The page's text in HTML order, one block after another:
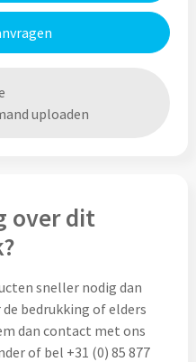
uploaden
over dit
sneller nodig dan
bedrukking of elders
dan contact met ons
of bel +31 (0) 85 877